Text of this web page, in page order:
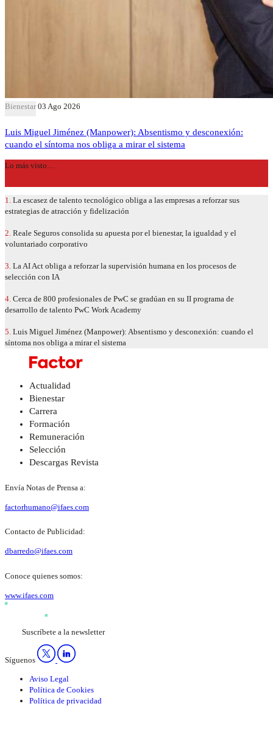
Bienestar 03 Ago 2026
Luis Miguel Jiménez (Manpower): Absentismo y desconexión:
cuando el síntoma nos obliga a mirar el sistema
Lo más visto…
1. La escasez de talento tecnológico obliga a las empresas a reforzar sus
estrategias de atracción y fidelización
2. Reale Seguros consolida su apuesta por el bienestar, la igualdad y el
voluntariado corporativo
3. La AI Act obliga a reforzar la supervisión humana en los procesos de
selección con IA
4. Cerca de 800 profesionales de PwC se gradúan en su II programa de
desarrollo de talento PwC Work Academy
5. Luis Miguel Jiménez (Manpower): Absentismo y desconexión: cuando el
síntoma nos obliga a mirar el sistema
Actualidad
Bienestar
Carrera
Formación
Remuneración
Selección
Descargas Revista
Envía Notas de Prensa a:
factorhumano@ifaes.com
Contacto de Publicidad:
dbarredo@ifaes.com
Conoce quienes somos:
www.ifaes.com
Suscríbete a la newsletter
Síguenos
Aviso Legal
Política de Cookies
Política de privacidad